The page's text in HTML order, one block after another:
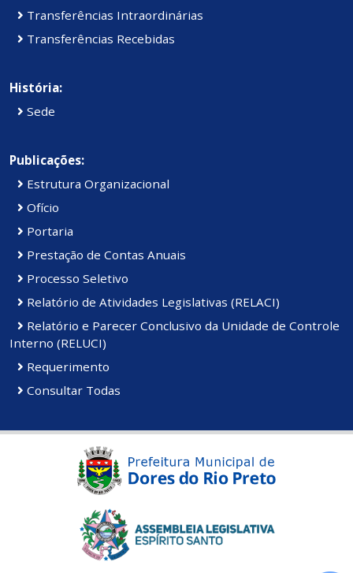
Transferências Intraordinárias
Transferências Recebidas
História:
Sede
Publicações:
Estrutura Organizacional
Ofício
Portaria
Prestação de Contas Anuais
Processo Seletivo
Relatório de Atividades Legislativas (RELACI)
Relatório e Parecer Conclusivo da Unidade de Controle
Interno (RELUCI)
Requerimento
Consultar Todas